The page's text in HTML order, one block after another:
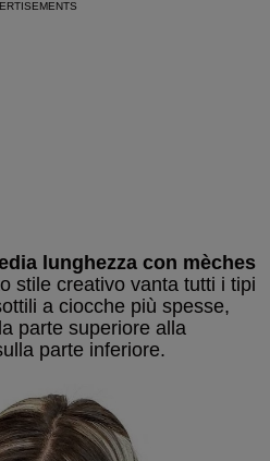
lunghezza con mèches
stile creativo vanta tutti i tipi
a ciocche più spesse,
parte superiore alla
parte inferiore.